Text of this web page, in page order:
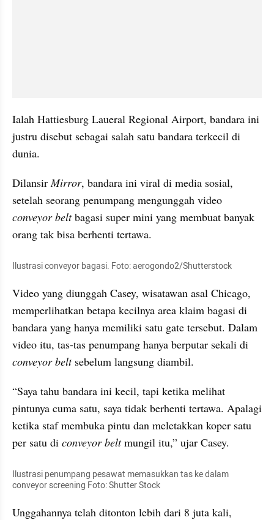
Ialah Hattiesburg Laueral Regional Airport, bandara ini
justru disebut sebagai salah satu bandara terkecil di
dunia.
Dilansir Mirror, bandara ini viral di media sosial,
conveyor belt bagasi super mini yang membuat banyak
orang tak bisa berhenti tertawa.
Ilustrasi conveyor bagasi. Foto: aerogondo2/Shutterstock
Video yang diunggah Casey, wisatawan asal Chicago,
memperlihatkan betapa kecilnya area klaim bagasi di
bandara yang hanya memiliki satu gate tersebut. Dalam
conveyor belt sebelum langsung diambil.
“Saya tahu bandara ini kecil, tapi ketika melihat
pintunya cuma satu, saya tidak berhenti tertawa. Apalagi
ketika staf membuka pintu dan meletakkan koper satu
per satu di conveyor belt mungil itu,” ujar Casey.
Ilustrasi penumpang pesawat memasukkan tas ke dalam
conveyor screening Foto: Shutter Stock
Unggahannya telah ditonton lebih dari 8 juta kali,